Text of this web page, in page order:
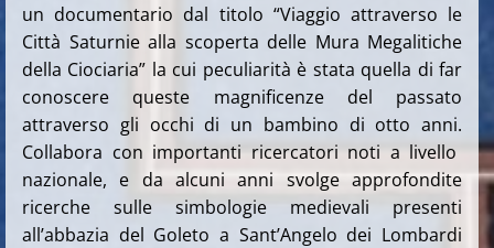
un documentario dal titolo “Viaggio attraverso le
Città Saturnie alla scoperta delle Mura Megalitiche
della Ciociaria” la cui peculiarità è stata quella di far
conoscere queste magnificenze del passato
attraverso gli occhi di un bambino di otto anni.
Collabora con importanti ricercatori noti a livello
nazionale, e da alcuni anni svolge approfondite
ricerche sulle simbologie medievali presenti
all’abbazia del Goleto a Sant’Angelo dei Lombardi